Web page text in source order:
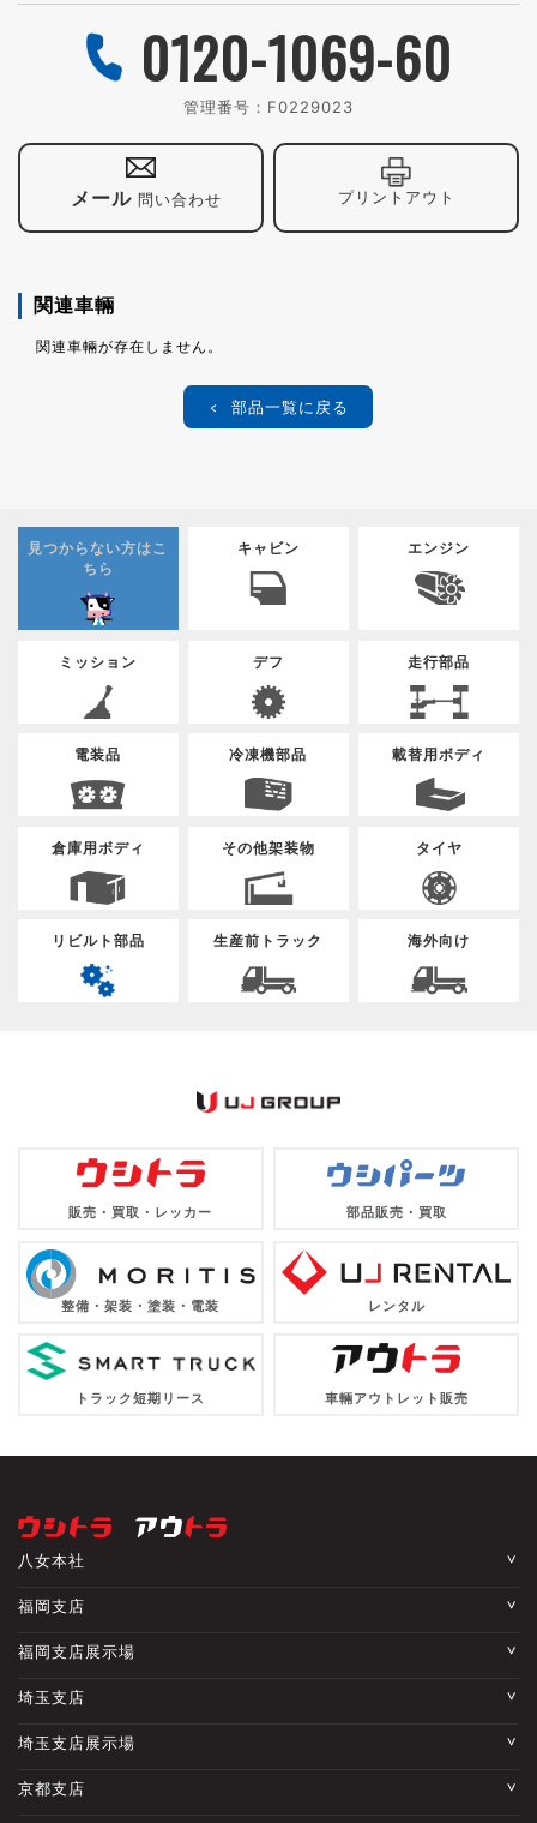
0120-1069-60
管理番号： F0229023
メール 問い合わせ プリントアウト
関連車輛
関連車輛が存在しません。
部品一覧に戻る
見つからない方はこ
ちら
キャビン エンジン
ミッション デフ 走行部品
電装品 冷凍機部品 載替用ボディ
倉庫用ボディ その他架装物 タイヤ
リビルト部品 生産前トラック 海外向け
販売・買取・レッカー 部品販売・買取
整備・架装・塗装・電装 レンタル
トラック短期リース 車輛アウトレット販売
八女本社
福岡支店
福岡支店展示場
埼玉支店
埼玉支店展示場
京都支店